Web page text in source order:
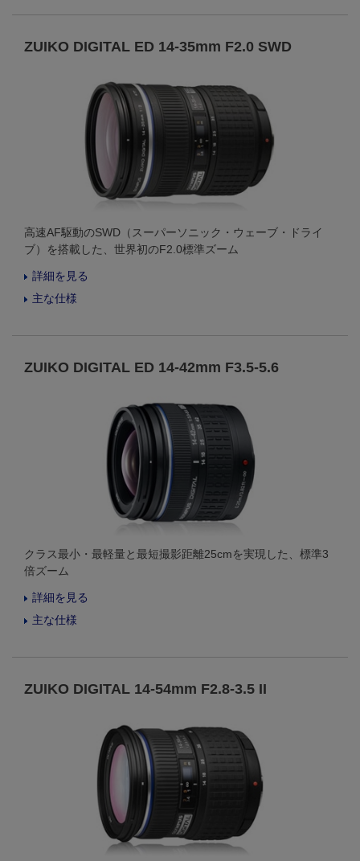
ZUIKO DIGITAL ED 14-35mm F2.0 SWD
高速AF駆動のSWD（スーパーソニック・ウェーブ・ドライ
ブ）を搭載した、世界初のF2.0標準ズーム
詳細を見る
主な仕様
ZUIKO DIGITAL ED 14-42mm F3.5-5.6
クラス最小・最軽量と最短撮影距離25cmを実現した、標準3
倍ズーム
詳細を見る
主な仕様
ZUIKO DIGITAL 14-54mm F2.8-3.5 II